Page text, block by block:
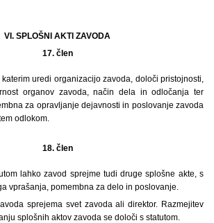
VI. SPLOŠNI AKTI ZAVODA
17. člen
katerim uredi organizacijo zavoda, določi pristojnosti,
organov zavoda, način dela in odločanja ter
za opravljanje dejavnosti in poslovanje zavoda
odlokom.
18. člen
lahko zavod sprejme tudi druge splošne akte, s
vprašanja, pomembna za delo in poslovanje.
sprejema svet zavoda ali direktor. Razmejitev
splošnih aktov zavoda se določi s statutom.